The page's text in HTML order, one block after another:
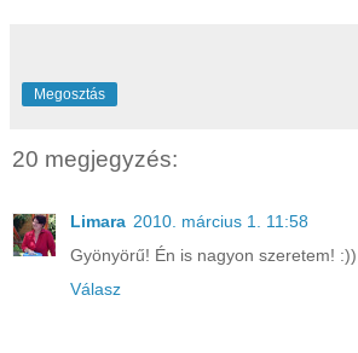
Megosztás
20 megjegyzés:
Limara 2010. március 1. 11:58
Gyönyörű! Én is nagyon szeretem! :))
Válasz